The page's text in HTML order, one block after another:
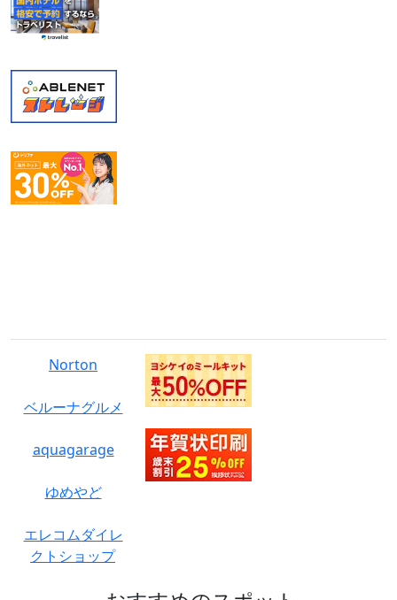
Norton
ベルーナグルメ
aquagarage
ゆめやど
エレコムダイレ
クトショップ